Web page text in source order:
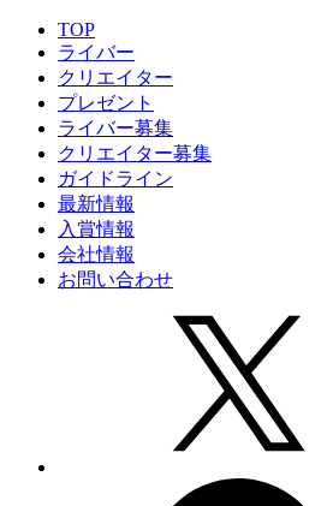
TOP
ライバー
クリエイター
プレゼント
ライバー募集
クリエイター募集
ガイドライン
最新情報
入賞情報
会社情報
お問い合わせ